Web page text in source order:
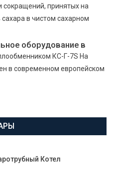
сокращений, принятых на
в чистом сахарном
оборудование в
КС-Г-7S На
в современном европейском
Котел